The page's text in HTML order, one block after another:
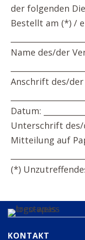
)
*
der folgenden
Bestellt am (*) /
Name des/der
Anschrift des/
Datum:
Unterschrift
Mitteilung auf
(*)
KONTAKT